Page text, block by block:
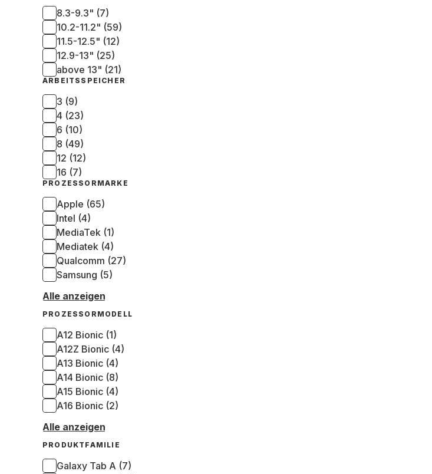
8.3-9.3" (7)
10.2-11.2" (59)
11.5-12.5" (12)
12.9-13" (25)
above 13" (21)
ARBEITSSPEICHER
3 (9)
4 (23)
6 (10)
8 (49)
12 (12)
16 (7)
PROZESSORMARKE
Apple (65)
Intel (4)
MediaTek (1)
Mediatek (4)
Qualcomm (27)
Samsung (5)
Alle anzeigen
PROZESSORMODELL
A12 Bionic (1)
A12Z Bionic (4)
A13 Bionic (4)
A14 Bionic (8)
A15 Bionic (4)
A16 Bionic (2)
Alle anzeigen
PRODUKTFAMILIE
Galaxy Tab A (7)